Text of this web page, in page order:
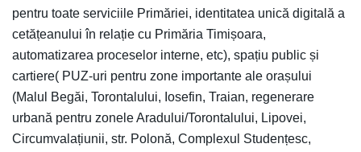
pentru toate serviciile Primăriei, identitatea unică digitală a
cetățeanului în relație cu Primăria Timișoara,
automatizarea proceselor interne, etc), spațiu public și
cartiere( PUZ-uri pentru zone importante ale orașului
(Malul Begăi, Torontalului, Iosefin, Traian, regenerare
urbană pentru zonele Aradului/Torontalului, Lipovei,
Circumvalațiunii, str. Polonă, Complexul Studențesc,